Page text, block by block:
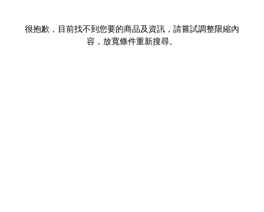
很抱歉，目前找不到您要的商品及資訊，請嘗試調整限縮內
容，放寬條件重新搜尋。